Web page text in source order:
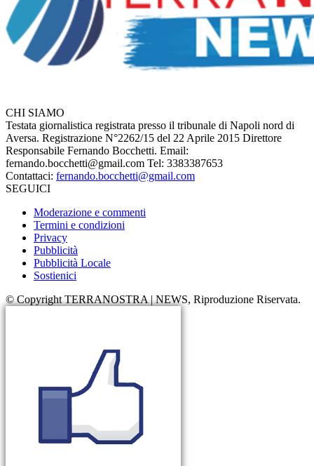
CHI SIAMO
Testata giornalistica registrata presso il tribunale di Napoli nord di
Aversa. Registrazione N°2262/15 del 22 Aprile 2015 Direttore
Responsabile Fernando Bocchetti. Email:
fernando.bocchetti@gmail.com Tel: 3383387653
Contattaci: fernando.bocchetti@gmail.com
SEGUICI
Moderazione e commenti
Termini e condizioni
Privacy
Pubblicità
Pubblicità Locale
Sostienici
© Copyright TERRANOSTRA | NEWS, Riproduzione Riservata.